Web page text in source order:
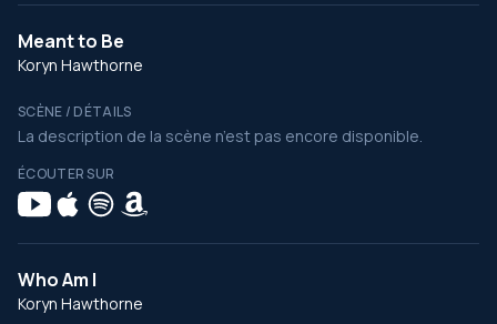
Meant to Be
Koryn Hawthorne
SCÈNE / DÉTAILS
La description de la scène n’est pas encore disponible.
ÉCOUTER SUR
Who Am I
Koryn Hawthorne